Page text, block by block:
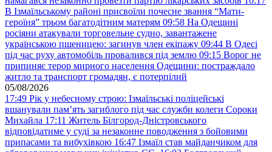
В Ізмаїльському районі присвоїли почесне звання “Мати-
героїня” трьом багатодітним матерям 09:58 На Одещині
росіяни атакували торговельне судно, завантажене
українською пшеницею: загинув член екіпажу 09:44 В Одесі
під час руху автомобіль провалився під землю 09:15 Ворог не
припиняє терор мирного населення Одещини: постраждало
житло та транспорт громадян, є потерпілий
05/08/2026
17:49 Рік у небесному строю: Ізмаїльські поліцейські
вшанували пам’ять загиблого під час служби колеги Сороки
Михайла 17:11 Житель Білгород-Дністровського
відповідатиме у суді за незаконне поводження з бойовими
припасами та вибухівкою 16:47 Ізмаїл став майданчиком для